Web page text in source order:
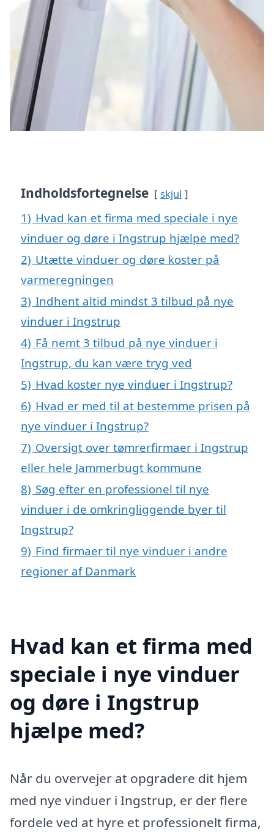
Indholdsfortegnelse skjul
1) Hvad kan et firma med speciale i nye
vinduer og døre i Ingstrup hjælpe med?
2) Utætte vinduer og døre koster på
varmeregningen
3) Indhent altid mindst 3 tilbud på nye
vinduer i Ingstrup
4) Få nemt 3 tilbud på nye vinduer i
Ingstrup, du kan være tryg ved
5) Hvad koster nye vinduer i Ingstrup?
6) Hvad er med til at bestemme prisen på
nye vinduer i Ingstrup?
7) Oversigt over tømrerfirmaer i Ingstrup
eller hele Jammerbugt kommune
8) Søg efter en professionel til nye
vinduer i de omkringliggende byer til
Ingstrup?
9) Find firmaer til nye vinduer i andre
regioner af Danmark
Hvad kan et firma med
speciale i nye vinduer
og døre i Ingstrup
hjælpe med?
Når du overvejer at opgradere dit hjem
med nye vinduer i Ingstrup, er der flere
fordele ved at hyre et professionelt firma,